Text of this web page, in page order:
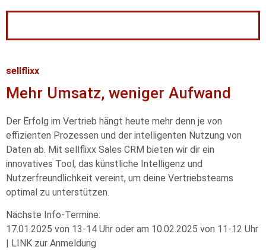
sellflixx
Mehr Umsatz, weniger Aufwand
Der Erfolg im Vertrieb hängt heute mehr denn je von
effizienten Prozessen und der intelligenten Nutzung von
Daten ab. Mit sellflixx Sales CRM bieten wir dir ein
innovatives Tool, das künstliche Intelligenz und
Nutzerfreundlichkeit vereint, um deine Vertriebsteams
optimal zu unterstützen.
Nächste Info-Termine:
17.01.2025 von 13-14 Uhr oder am 10.02.2025 von 11-12 Uhr
| LINK zur Anmeldung